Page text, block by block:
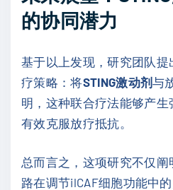
的协同潜力
基于以上发现，研究团队
疗策略：将STING激动剂与
明，这种联合疗法能够产生
有效克服放疗抵抗。
总而言之，这项研究不仅阐
路在调节ilCAF细胞功能中